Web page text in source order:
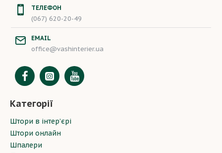
ТЕЛЕФОН
(067) 620-20-49
EMAIL
office@vashinterier.ua
Категорії
Штори в інтер’єрі
Штори онлайн
Шпалери